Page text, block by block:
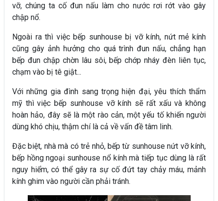
vỡ, chúng ta cố đun nấu làm cho nước rơi rớt vào gây
chập nổ.
Ngoài ra thì việc bếp sunhouse bị vỡ kính, nứt mẻ kính
cũng gây ảnh hưởng cho quá trình đun nấu, chẳng hạn
bếp đun chập chờn lâu sôi, bếp chớp nháy đèn liên tục,
chạm vào bị tê giật...
Với những gia đình sang trọng hiện đại, yêu thích thẩm
mỹ thì việc bếp sunhouse vỡ kính sẽ rất xấu và không
hoàn hảo, đây sẽ là một rào cản, một yếu tố khiến người
dùng khó chịu, thậm chí là cả về vấn đề tâm linh.
Đặc biệt, nhà mà có trẻ nhỏ, bếp từ sunhouse nứt vỡ kính,
bếp hồng ngoại sunhouse nổ kính mà tiếp tục dùng là rất
nguy hiểm, có thể gây ra sự cố đứt tay chảy máu, mảnh
kính ghim vào người cần phải tránh.